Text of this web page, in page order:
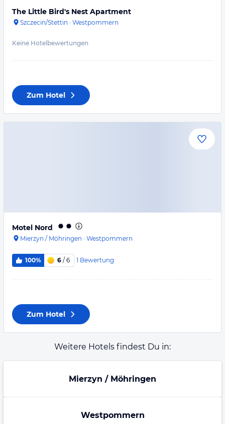
The Little Bird's Nest Apartment
Szczecin/Stettin · Westpommern
Keine Hotelbewertungen
Zum Hotel
Motel Nord
Mierzyn / Möhringen · Westpommern
100% 6 / 6 1 Bewertung
Zum Hotel
Weitere Hotels findest Du in:
Mierzyn / Möhringen
Westpommern